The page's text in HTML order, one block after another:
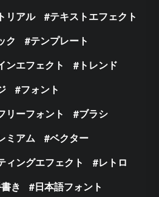
リアル
テキストエフェクト
ク
テンプレート
ンエフェクト
トレンド
フォント
リーフォント
ブラシ
ミアム
ベクター
ィングエフェクト
レトロ
き
日本語フォント